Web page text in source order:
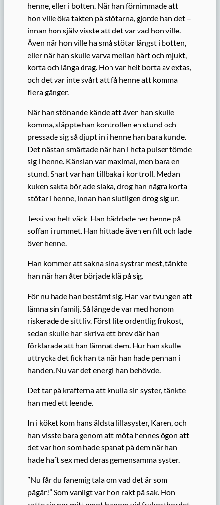
henne, eller i botten. När han förnimmade att
hon ville öka takten på stötarna, gjorde han det –
innan hon själv visste att det var vad hon ville.
Även när hon ville ha små stötar längst i botten,
eller när han skulle varva mellan hårt och mjukt,
korta och långa drag. Hon var helt borta av extas,
och det var inte svårt att få henne att komma
flera gånger.
När han stönande kände att även han skulle
komma, släppte han kontrollen en stund och
pressade sig så djupt in i henne han bara kunde.
Det nästan smärtade när han i heta pulser tömde
sig i henne. Känslan var maximal, men bara en
stund. Snart var han tillbaka i kontroll. Medan
kuken sakta började slaka, drog han några korta
stötar i henne, innan han slutligen drog sig ur.
Jessi var helt väck. Han bäddade ner henne på
soffan i rummet. Han hittade även en filt och lade
över henne.
Han kommer att sakna sina systrar mest, tänkte
han när han åter började klä på sig.
För nu hade han bestämt sig. Han var tvungen att
lämna sin familj. Så länge de var med honom
riskerade de sitt liv. Först lite ordentlig frukost,
sedan skulle han skriva ett brev där han
förklarade att han lämnat dem. Hur han skulle
uttrycka det fick han ta när han hade pennan i
handen. Nu var det energi han behövde.
Det tar på krafterna att knulla sin syster, tänkte
han med ett leende.
In i köket kom hans äldsta lillasyster, Karen, och
han visste bara genom att möta hennes ögon att
det var hon som hade spanat på dem när han
hade haft sex med deras gemensamma syster.
”Nu får du fanemig tala om vad det är som
pågår!” Som vanligt var hon rakt på sak. Hon